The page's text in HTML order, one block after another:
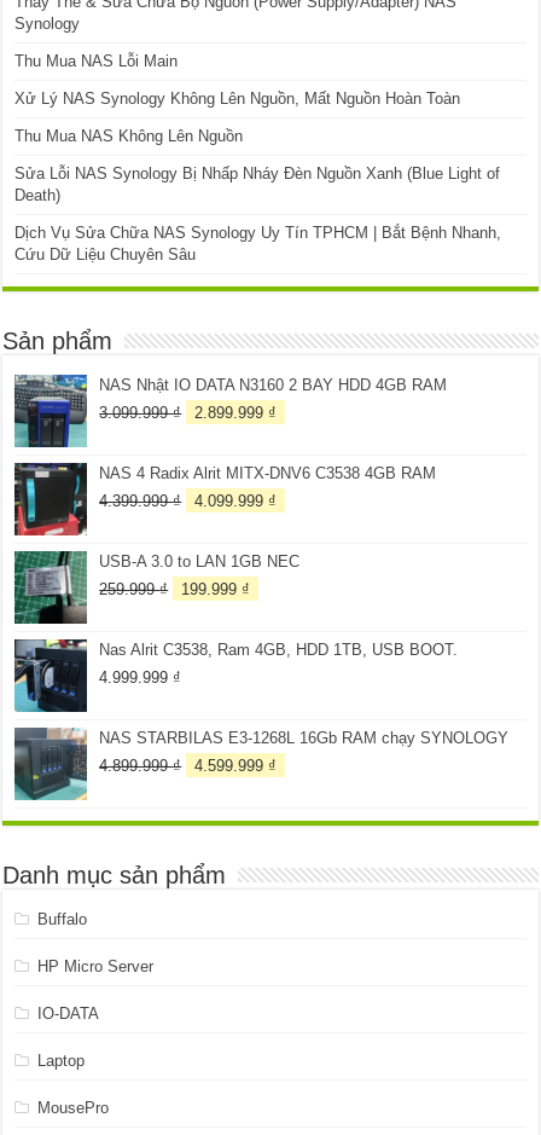
Synology
Thu Mua NAS Lỗi Main
Xử Lý NAS Synology Không Lên Nguồn, Mất Nguồn Hoàn Toàn
Thu Mua NAS Không Lên Nguồn
Sửa Lỗi NAS Synology Bị Nhấp Nháy Đèn Nguồn Xanh (Blue Light of
Death)
Dịch Vụ Sửa Chữa NAS Synology Uy Tín TPHCM | Bắt Bệnh Nhanh,
Cứu Dữ Liệu Chuyên Sâu
Sản phẩm
NAS Nhật IO DATA N3160 2 BAY HDD 4GB RAM
3.099.999₫
Giá
3.099.999 ₫.
2.899.999 ₫
là:
NAS 4 Radix Alrit MITX-DNV6 C3538 4GB RAM
4.399.999₫
Giá
4.399.999 ₫.
4.099.999 ₫
là:
USB-A 3.0 to LAN 1GB NEC
259.999₫
Giá
259.999 ₫.
199.999 ₫
là:
Nas Alrit C3538, Ram 4GB, HDD 1TB, USB BOOT.
4.999.999 ₫
NAS STARBILAS E3-1268L 16Gb RAM chạy SYNOLOGY
4.899.999₫
Giá
4.899.999 ₫.
4.599.999 ₫
là:
Danh mục sản phẩm
Buffalo
HP Micro Server
IO-DATA
Laptop
MousePro